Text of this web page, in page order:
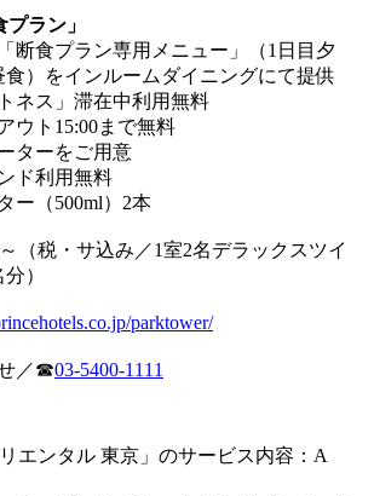
プラン」
断食プラン専用メニュー」（1日目夕
）をインルームダイニングにて提供
ネス」滞在中利用無料
ウト15:00まで無料
ターをご用意
ド利用無料
ー（500ml）2本
（税・サ込み／1室2名デラックスツイ
）
parktower/
／☎︎03-5400-1111
エンタル 東京」のサービス内容：A